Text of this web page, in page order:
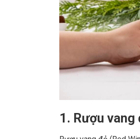
1. Rượu vang